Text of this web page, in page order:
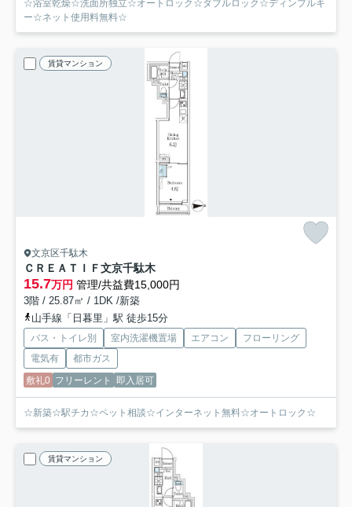
☆浴室乾燥☆洗面所独立☆オートロック☆ダブルロック☆ディンプルキ
ー☆ネット使用料無料☆
賃貸マンション
文京区千駄木
ＣＲＥＡＴＩＦ文京千駄木
15.7万円 管理/共益費15,000円
3階 / 25.87㎡ / 1DK /新築
山手線「日暮里」駅 徒歩15分
バス・トイレ別 室内洗濯機置場 エアコン
フローリング
電気有
都市ガス
敷礼0 フリーレント 即入居可
☆新築☆駅チカ☆ペット相談☆インターネット無料☆オートロック☆
賃貸マンション